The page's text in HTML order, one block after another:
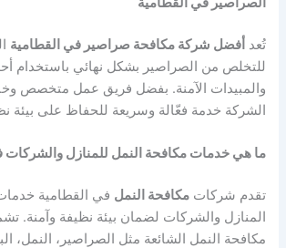
تُعد أفضل شركة مكافحة صراصير في القطامية
للتخلص من الصراصير بشكل نهائي باستخدام
والمبيدات الآمنة. بفضل فريق عمل متخصص
الشركة خدمة فعّالة وسريعة للحفاظ على بيئة
ما هي خدمات مكافحة النمل للمنازل والشركات
تقدم شركاتمكافحة النمل في القطامية
المنازل والشركات لضمان بيئة نظيفة وآمنة.
مكافحة النمل الشائعة مثل الصراصير، النمل،